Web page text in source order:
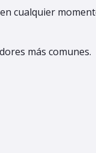
cualquier
más comunes.